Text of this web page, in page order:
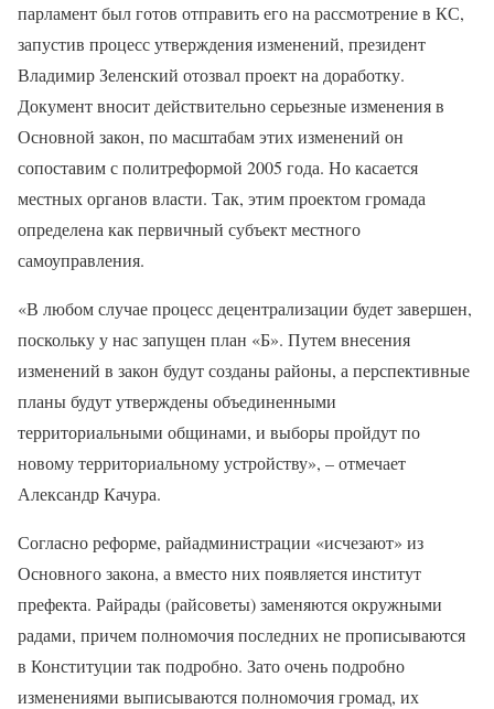
парламент был готов отправить его на рассмотрение в КС,
запустив процесс утверждения изменений, президент
Владимир Зеленский отозвал проект на доработку.
Документ вносит действительно серьезные изменения в
Основной закон, по масштабам этих изменений он
сопоставим с политреформой 2005 года. Но касается
местных органов власти. Так, этим проектом громада
определена как первичный субъект местного
самоуправления.
«В любом случае процесс децентрализации будет завершен,
поскольку у нас запущен план «Б». Путем внесения
изменений в закон будут созданы районы, а перспективные
планы будут утверждены объединенными
территориальными общинами, и выборы пройдут по
новому территориальному устройству», – отмечает
Александр Качура.
Согласно реформе, райадминистрации «исчезают» из
Основного закона, а вместо них появляется институт
префекта. Райрады (райсоветы) заменяются окружными
радами, причем полномочия последних не прописываются
в Конституции так подробно. Зато очень подробно
изменениями выписываются полномочия громад, их